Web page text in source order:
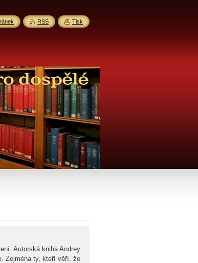
Autorská kniha Andrey
Zejména ty, kteří věří, že
RSS Tisk